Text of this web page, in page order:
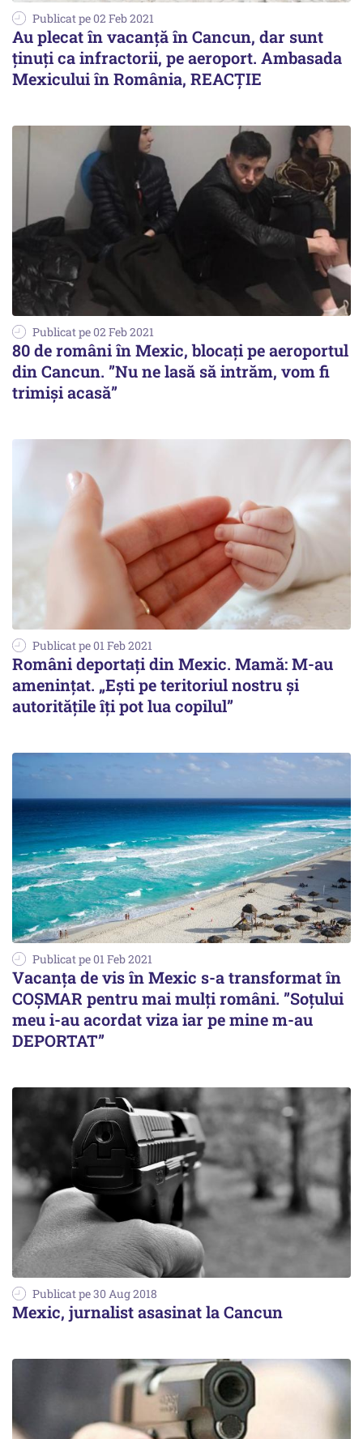
Publicat pe 02 Feb 2021
Au plecat în vacanță în Cancun, dar sunt
ținuți ca infractorii, pe aeroport. Ambasada
Mexicului în România, REACȚIE
Publicat pe 02 Feb 2021
80 de români în Mexic, blocați pe aeroportul
din Cancun. ”Nu ne lasă să intrăm, vom fi
trimiși acasă”
Publicat pe 01 Feb 2021
Români deportați din Mexic. Mamă: M-au
amenințat. „Ești pe teritoriul nostru și
autoritățile îți pot lua copilul”
Publicat pe 01 Feb 2021
Vacanța de vis în Mexic s-a transformat în
COȘMAR pentru mai mulți români. ”Soțului
meu i-au acordat viza iar pe mine m-au
DEPORTAT”
Publicat pe 30 Aug 2018
Mexic, jurnalist asasinat la Cancun